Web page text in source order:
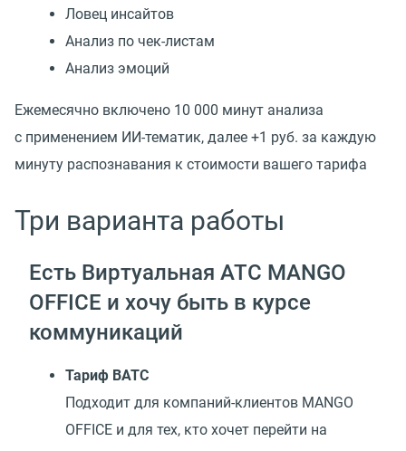
Ловец инсайтов
Анализ по чек-листам
Анализ эмоций
Ежемесячно включено 10 000 минут анализа
с применением ИИ-тематик, далее +1 руб. за каждую
минуту распознавания к стоимости вашего тарифа
Три варианта работы
Есть Виртуальная АТС MANGO
OFFICE и хочу быть в курсе
коммуникаций
Тариф ВАТС
Подходит для компаний-клиентов MANGO
OFFICE и для тех, кто хочет перейти на